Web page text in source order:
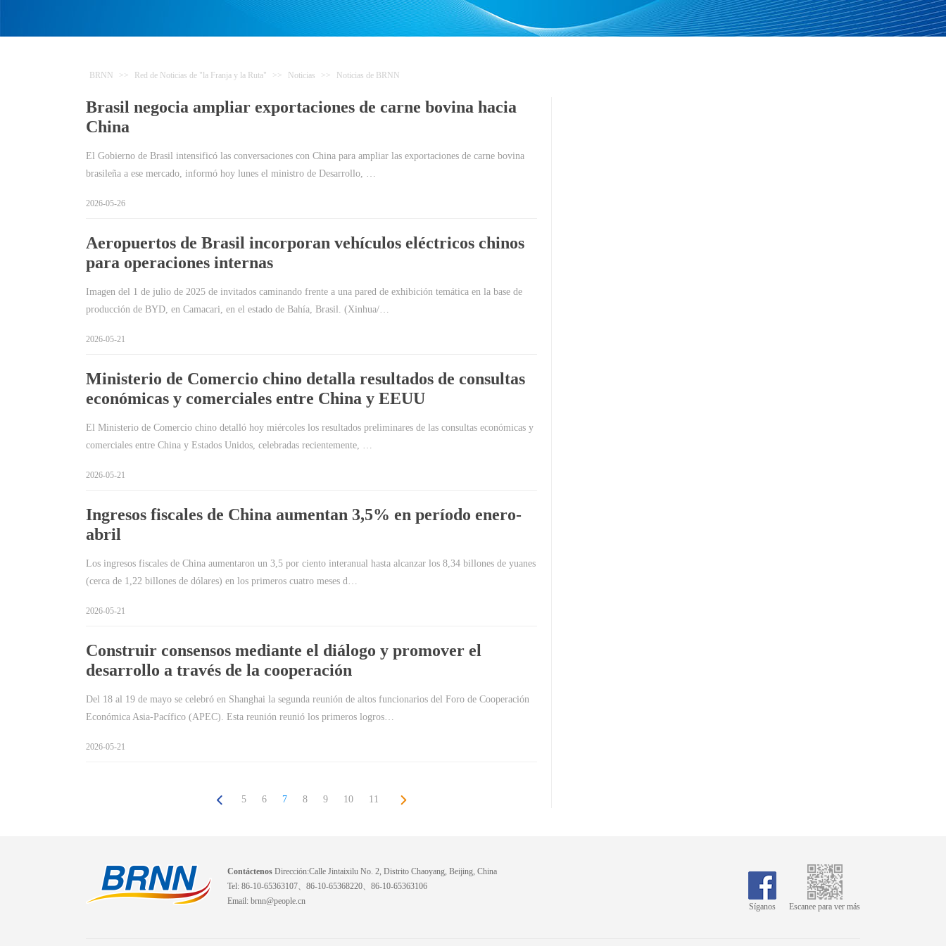
BRNN >> Red de Noticias de "la Franja y la Ruta" >> Noticias >> Noticias de BRNN
Brasil negocia ampliar exportaciones de carne bovina hacia
China
El Gobierno de Brasil intensificó las conversaciones con China para ampliar las exportaciones de carne bovina
brasileña a ese mercado, informó hoy lunes el ministro de Desarrollo, …
2026-05-26
Aeropuertos de Brasil incorporan vehículos eléctricos chinos
para operaciones internas
Imagen del 1 de julio de 2025 de invitados caminando frente a una pared de exhibición temática en la base de
producción de BYD, en Camacari, en el estado de Bahía, Brasil. (Xinhua/…
2026-05-21
Ministerio de Comercio chino detalla resultados de consultas
económicas y comerciales entre China y EEUU
El Ministerio de Comercio chino detalló hoy miércoles los resultados preliminares de las consultas económicas y
comerciales entre China y Estados Unidos, celebradas recientemente, …
2026-05-21
Ingresos fiscales de China aumentan 3,5% en período enero-
abril
Los ingresos fiscales de China aumentaron un 3,5 por ciento interanual hasta alcanzar los 8,34 billones de yuanes
(cerca de 1,22 billones de dólares) en los primeros cuatro meses d…
2026-05-21
Construir consensos mediante el diálogo y promover el
desarrollo a través de la cooperación
Del 18 al 19 de mayo se celebró en Shanghai la segunda reunión de altos funcionarios del Foro de Cooperación
Económica Asia-Pacífico (APEC). Esta reunión reunió los primeros logros…
2026-05-21
5 6 7 8 9 10 11
Contáctenos Dirección:Calle Jintaixilu No. 2, Distrito Chaoyang, Beijing, China
Tel: 86-10-65363107、86-10-65368220、86-10-65363106
Email: brnn@people.cn
Síganos Escanee para ver más